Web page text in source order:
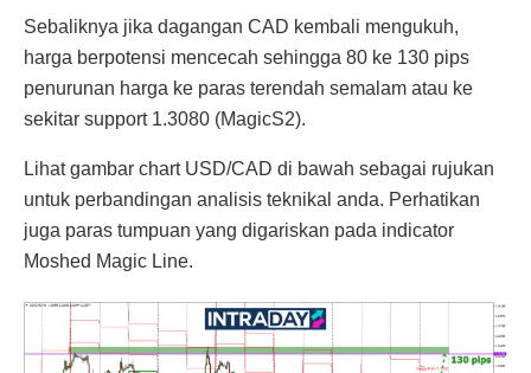
Sebaliknya jika dagangan CAD kembali mengukuh,
harga berpotensi mencecah sehingga 80 ke 130 pips
penurunan harga ke paras terendah semalam atau ke
sekitar support 1.3080 (MagicS2).
Lihat gambar chart USD/CAD di bawah sebagai rujukan
untuk perbandingan analisis teknikal anda. Perhatikan
juga paras tumpuan yang digariskan pada indicator
Moshed Magic Line.